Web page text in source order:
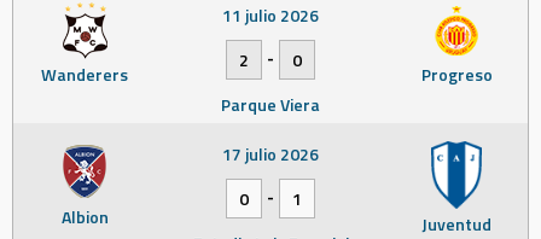
Wanderers Progreso
11 julio 2026
2
-
0
Parque Viera
Albion Juventud
17 julio 2026
0
-
1